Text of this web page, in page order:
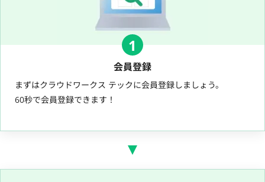
1
会員登録
まずはクラウドワークス テックに会員登録しましょう。
60秒で会員登録できます！